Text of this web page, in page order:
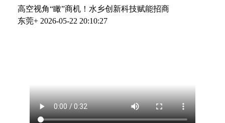
高空视角“瞰”商机！水乡创新科技赋能招商
东莞+ 2026-05-22 20:10:27